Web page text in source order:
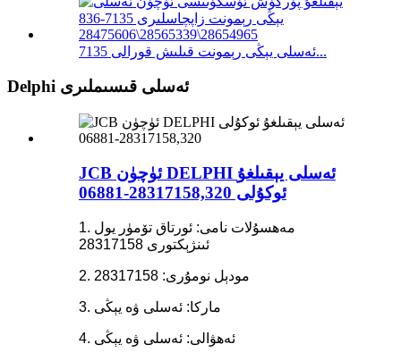
ئەسلى يېڭى رېمونت قىلىش قورالى 7135...
Delphi ئەسلى قىسىملىرى
JCB ئۈچۈن DELPHI ئەسلى يېقىلغۇ
ئوكۇلى 28317158,320-06881
1. مەھسۇلات نامى: ئورتاق تۆمۈر يول
ئىنژېكتورى 28317158
2. مودېل نومۇرى: 28317158
3. ماركا: ئەسلى ۋە يېڭى
4. ئەھۋالى: ئەسلى ۋە يېڭى